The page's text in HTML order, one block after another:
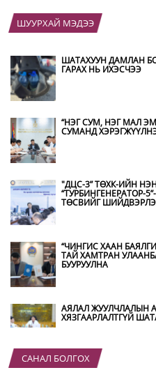
ШУУРХАЙ МЭДЭЭ
ШАТАХУУН ДАМЛАН
ГАРАХ НЬ ИХЭСЧЭЭ
“НЭГ СУМ, НЭГ МАЛ
СУМАНД
"ДЦС-3” ТӨХК-ИЙН
“ТУРБИНГЕНЕРАТОР-
ТӨСВИЙГ
“ЧИНГИС ХААН
ТАЙ ХАМТРАН
БУУРУУЛНА
АЯЛАЛ ЖУУЛЧЛАЛЫН
ХЯЗГААРЛАЛТГҮЙ
“ХОТЫН ДАРГА
САНАЛ БОЛГОХ